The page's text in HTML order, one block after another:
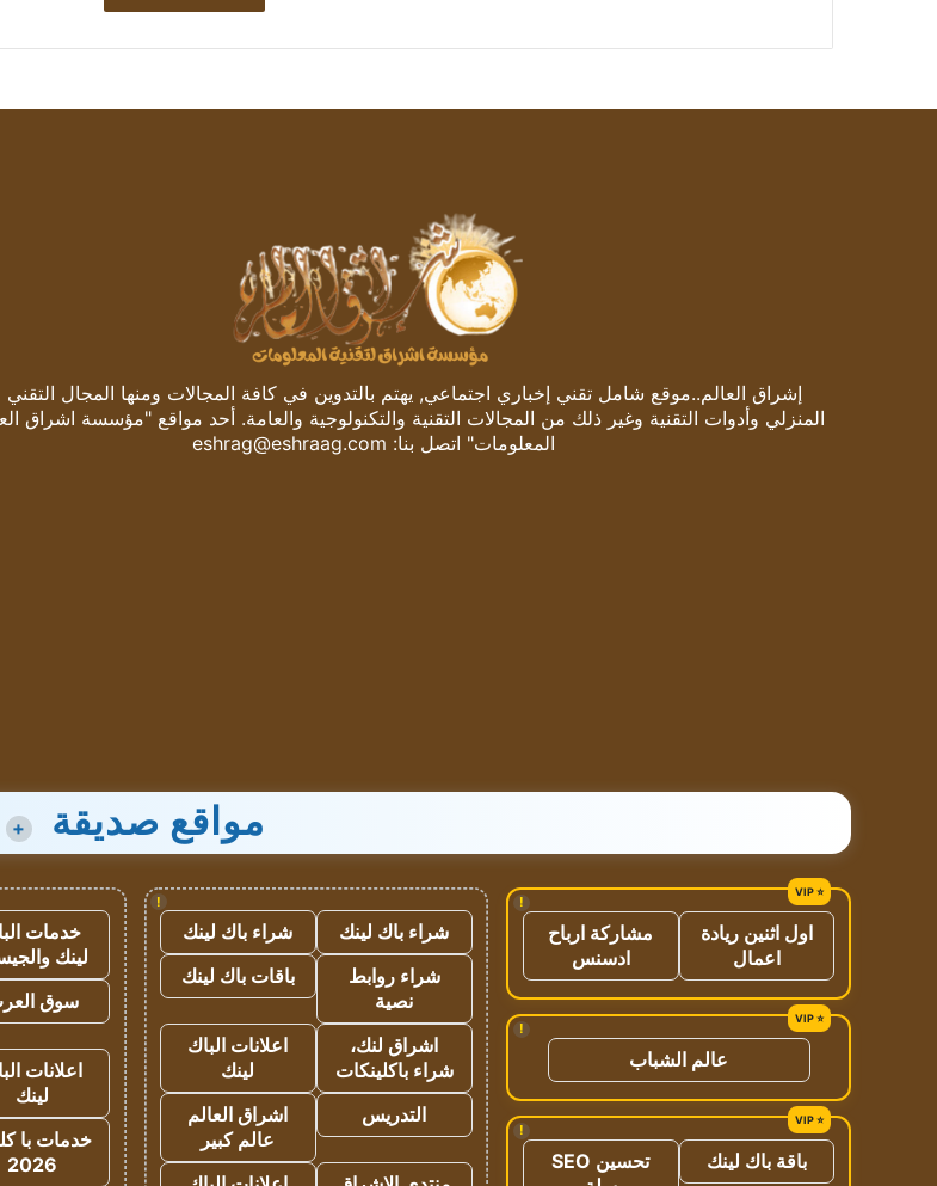
إشراق العالم..موقع شامل تقني إخباري اجتماعي, يهتم بالتدوين في كافة المجالات ومنها المجال التقني
المنزلي وأدوات التقنية وغير ذلك من المجالات التقنية والتكنولوجية والعامة. أحد مواقع "مؤسسة اشراق
المعلومات" اتصل بنا: eshrag@eshraag.com
مواقع صديقة +
!
اول اثنين ريادة
اعمال
مشاركة ارباح
ادسنس
!
عالم الشباب
!
باقة باك لينك
تحسين SEO
!
شراء باك لينك
شراء باك لينك
شراء روابط
نصية
باقات باك لينك
اشراق لنك،
شراء باكلينكات
اعلانات الباك
لينك
التدريس
اشراق العالم
عالم كبير
خدمات
لينك
سوق
اعلانات
لينك
خدمات با
2026